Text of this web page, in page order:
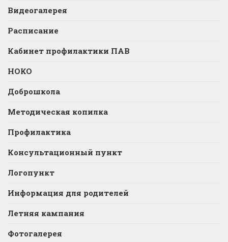
Видеогалерея
Расписание
Кабинет профилактики ПАВ
НОКО
Доброшкола
Методическая копилка
Профилактика
Консультационный пункт
Логопункт
Информация для родителей
Летняя кампания
Фотогалерея